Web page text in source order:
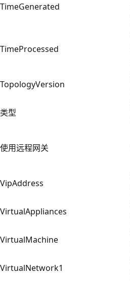
TimeGenerated
TimeProcessed
TopologyVersion
类型
使用远程网关
VipAddress
VirtualAppliances
VirtualMachine
VirtualNetwork1